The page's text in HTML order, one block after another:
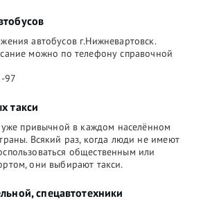
автобусов г.Нижневартовск.
можно по телефону справочной
97
такси
уже привычной в каждом населённом
Всякий раз, когда люди не имеют
общественным или
они выбирают такси.
спецавтотехники